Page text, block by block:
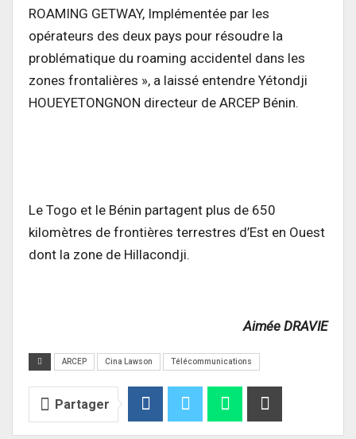
ROAMING GETWAY, Implémentée par les
opérateurs des deux pays pour résoudre la
problématique du roaming accidentel dans les
zones frontalières », a laissé entendre Yétondji
HOUEYETONGNON directeur de ARCEP Bénin.
Le Togo et le Bénin partagent plus de 650
kilomètres de frontières terrestres d’Est en Ouest
dont la zone de Hillacondji.
Aimée DRAVIE
ARCEP Cina Lawson Télécommunications
Partager